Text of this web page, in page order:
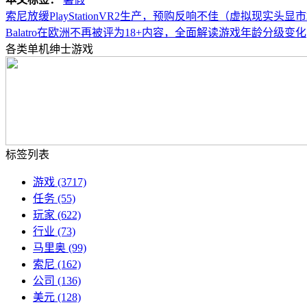
索尼放缓PlayStationVR2生产，预购反响不佳（虚拟现实头显市
Balatro在欧洲不再被评为18+内容，全面解读游戏年龄分级变化
各类单机绅士游戏
标签列表
游戏 (3717)
任务 (55)
玩家 (622)
行业 (73)
马里奥 (99)
索尼 (162)
公司 (136)
美元 (128)